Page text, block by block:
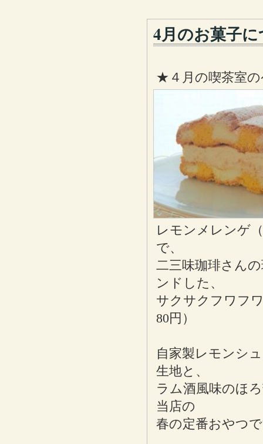
4月のお菓子
★４月の喫茶室
レモンメレンゲ
で、
二三味珈琲さん
ンドした、
サクサクフワフ
80円）
自家製レモンシ
生地と、
ラム酒風味のほ
当店の
春の定番おやつ